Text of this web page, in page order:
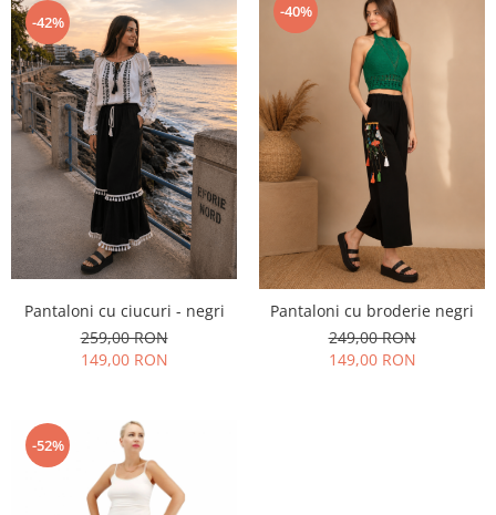
-42%
Pantaloni cu ciucuri - negri
259,00 RON
149,00 RON
-40%
Pantaloni cu broderie negri
249,00 RON
149,00 RON
-52%